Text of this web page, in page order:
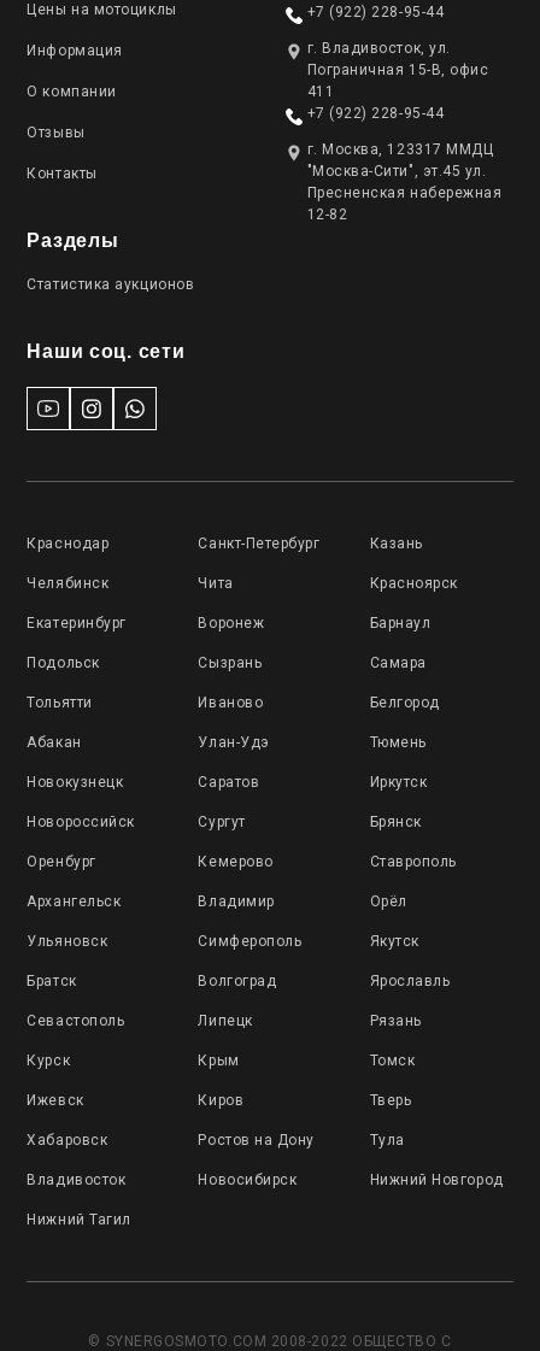
Цены на мотоциклы
Информация
О компании
Отзывы
Контакты
Разделы
Статистика аукционов
Наши соц. сети
+7 (922) 228-95-44
г. Владивосток, ул.
Пограничная 15-В, офис
411
+7 (922) 228-95-44
г. Москва, 123317 ММДЦ
"Москва-Сити", эт.45 ул.
Пресненская набережная
12-82
Краснодар Санкт-Петербург Казань
Челябинск Чита Красноярск
Екатеринбург Воронеж Барнаул
Подольск Сызрань Самара
Тольятти Иваново Белгород
Абакан Улан-Удэ Тюмень
Новокузнецк Саратов Иркутск
Новороссийск Сургут Брянск
Оренбург Кемерово Ставрополь
Архангельск Владимир Орёл
Ульяновск Симферополь Якутск
Братск Волгоград Ярославль
Севастополь Липецк Рязань
Курск Крым Томск
Ижевск Киров Тверь
Хабаровск Ростов на Дону Тула
Владивосток Новосибирск Нижний Новгород
Нижний Тагил
© SYNERGOSMOTO.COM 2008-2022 ОБЩЕСТВО С